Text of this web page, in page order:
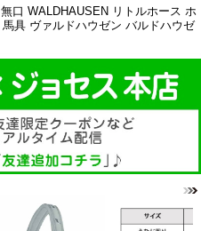
口 WALDHAUSEN リトルホース ホ
具 ヴァルドハウゼン バルドハウゼ